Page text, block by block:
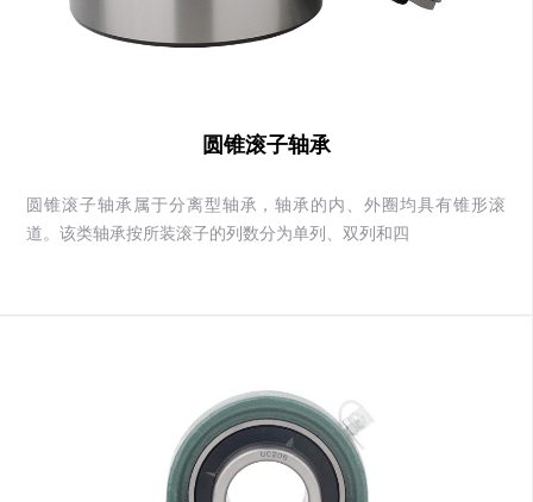
圆锥滚子轴承
圆锥滚子轴承属于分离型轴承，轴承的内、外圈均具有锥形滚
道。该类轴承按所装滚子的列数分为单列、双列和四